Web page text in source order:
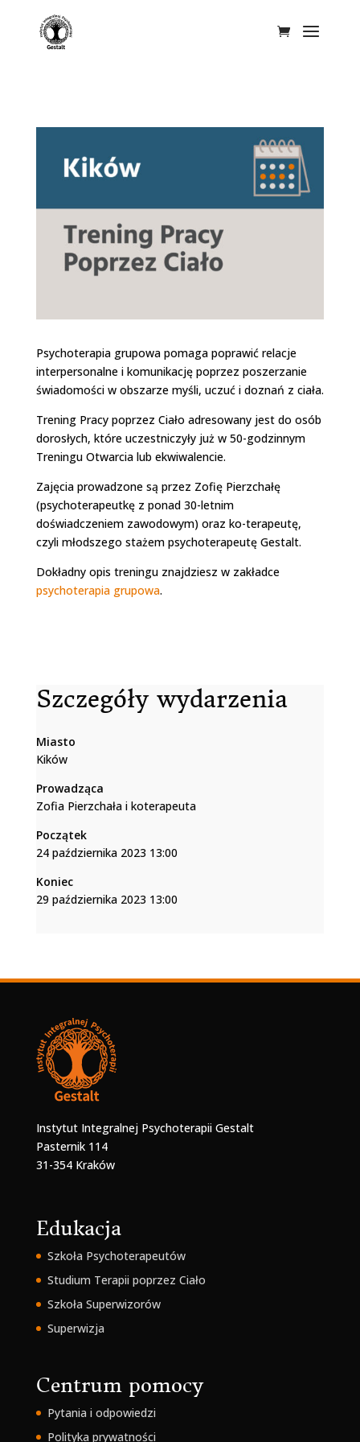
Psychoterapia grupowa pomaga poprawić relacje
interpersonalne i komunikację poprzez poszerzanie
świadomości w obszarze myśli, uczuć i doznań z ciała.
Trening Pracy poprzez Ciało adresowany jest do osób
dorosłych, które uczestniczyły już w 50-godzinnym
Treningu Otwarcia lub ekwiwalencie.
Zajęcia prowadzone są przez Zofię Pierzchałę
(psychoterapeutkę z ponad 30-letnim
doświadczeniem zawodowym) oraz ko-terapeutę,
czyli młodszego stażem psychoterapeutę Gestalt.
Dokładny opis treningu znajdziesz w zakładce
psychoterapia grupowa.
Szczegóły wydarzenia
Miasto
Kików
Prowadząca
Zofia Pierzchała i koterapeuta
Początek
24 października 2023 13:00
Koniec
29 października 2023 13:00
Instytut Integralnej Psychoterapii Gestalt
Pasternik 114
31-354 Kraków
Edukacja
Szkoła Psychoterapeutów
Studium Terapii poprzez Ciało
Szkoła Superwizorów
Superwizja
Centrum pomocy
Pytania i odpowiedzi
Polityka prywatności